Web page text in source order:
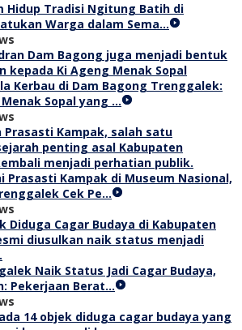
Hidup Tradisi Ngitung Batih di
Warga dalam Sema…
Kerbau di Dam Bagong Trenggalek:
Sopal yang …
Prasasti Kampak di Museum Nasional,
Cek Pe…
Naik Status Jadi Cagar Budaya,
Pekerjaan Berat…